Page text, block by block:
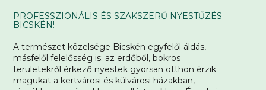
PROFESSZIONÁLIS ÉS SZAKSZERŰ NYESTŰZÉS
BICSKÉN!
A természet közelsége Bicskén egyfelől áldás,
másfelől felelősség is: az erdőből, bokros
területekről érkező nyestek gyorsan otthon érzik
magukat a kertvárosi és külvárosi házakban,